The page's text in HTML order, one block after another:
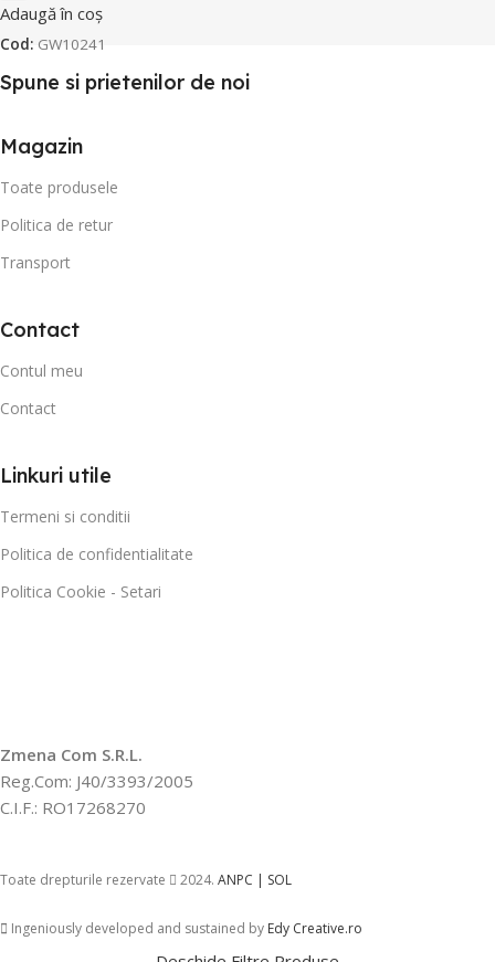
Adaugă în coș
Cod: GW10241
Spune si prietenilor de noi
Magazin
Toate produsele
Politica de retur
Transport
Contact
Contul meu
Contact
Linkuri utile
Termeni si conditii
Politica de confidentialitate
Politica Cookie - Setari
Zmena Com S.R.L.
Reg.Com: J40/3393/2005
C.I.F.: RO17268270
Toate drepturile rezervate 2024. ANPC | SOL
Ingeniously developed and sustained by Edy Creative.ro